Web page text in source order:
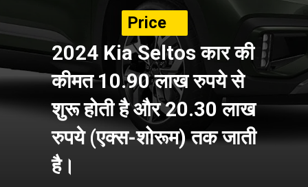
2024 Kia Seltosकार की
कीमत 10.90 लाख रुपये से
शुरू होती है और 20.30 लाख
रुपये (एक्स-शोरूम) तक जाती
है।
Price